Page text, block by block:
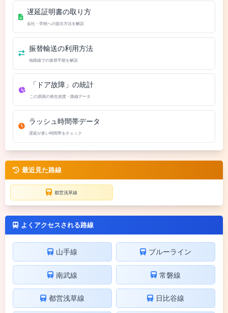
遅延証明書の取り方
会社・学校への提出方法を解説
振替輸送の利用方法
他路線での振替手順を解説
「ドア故障」の統計
この原因の発生頻度・路線データ
ラッシュ時間帯データ
遅延が多い時間帯をチェック
最近見た路線
都営浅草線
よくアクセスされる路線
山手線 ブルーライン
南武線 常磐線
都営浅草線 日比谷線